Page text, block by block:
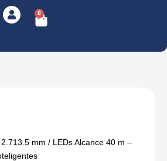
0
Cart
mm / LEDs Alcance 40 m –